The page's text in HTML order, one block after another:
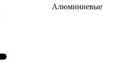
Алюминиевые